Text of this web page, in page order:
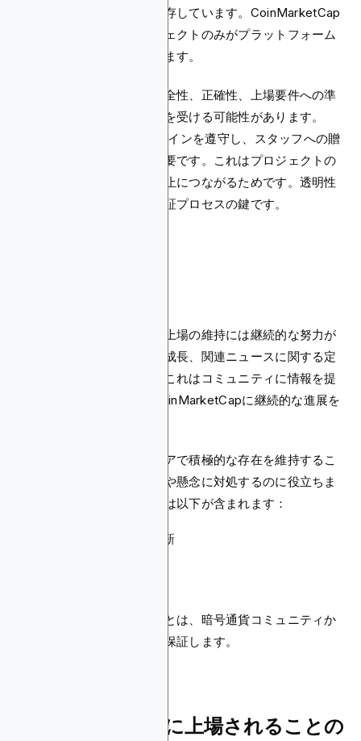
造化された情報の提供に依存しています。CoinMarketCap
の方法論は、正当なプロジェクトのみがプラットフォーム
に上場されることを保証します。
上場プロセスの期間は、完全性、正確性、上場要件への準
拠などの要因によって影響を受ける可能性があります。
CoinMarketCapのガイドラインを遵守し、スタッフへの贈
賄の試みを避けることが重要です。これはプロジェクトの
ブラックリスト化と上場廃止につながるためです。透明性
と誠実性は、スムーズな検証プロセスの鍵です。
トークンが上場された後、上場の維持には継続的な努力が
必要です。コインの開発、成長、関連ニュースに関する定
期的な更新が不可欠です。これはコミュニティに情報を提
供し続けるだけでなく、CoinMarketCapに継続的な進展を
さらに、ソーシャルメディアで積極的な存在を維持するこ
とは、コミュニティの質問や懸念に対処するのに役立ちま
す。一般的なリクエストには以下が含まれます：
プロジェクト詳細の更新
上場を最新の状態に保つことは、暗号通貨コミュニティか
らの継続的な関心と参加を保証します。
CoinMarketCapに上場されることの